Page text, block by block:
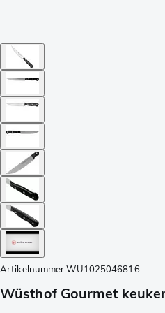
Artikelnummer WU1025046816
Wüsthof Gourmet